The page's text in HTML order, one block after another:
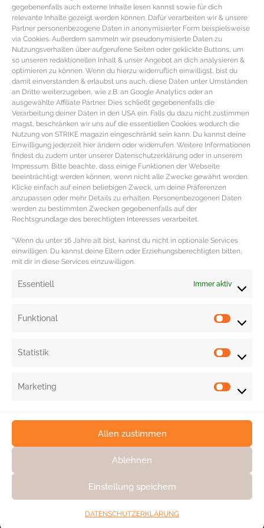
gegebenenfalls auch externe Inhalte lesen kannst sowie für dich
relevante Inhalte gezeigt werden können. Dafür verarbeiten wir & unsere
Partner personenbezogene Daten in anonymisierter Form beispielsweise
via Cookies. Außerdem sammeln wir pseudonymisierte Daten zu
Nutzungsverhalten über aufgerufene Seiten oder geklickte Buttons, um
so unseren redaktionellen Inhalt & unser Angebot an dich analysieren &
optimieren zu können. Wenn du hierzu widerruflich einwilligst, bist du
damit einverstanden & erlaubst uns auch, diese Daten unter Umständen
an Dritte weiterzugeben, wie z.B. an Google Analytics oder an
ausgewählte Affiliate Partner. Dies schließt gegebenenfalls die
Verarbeitung deiner Daten in den USA ein. Falls du dazu nicht zustimmen
magst, beschränken wir uns auf die essentiellen Cookies wodurch die
Nutzung von STRIKE magazin eingeschränkt sein kann. Du kannst deine
Einwilligung jederzeit hier ändern oder widerrufen. Weitere Informationen
findest du zudem unter unserer Datenschutzerklärung oder in unserem
Impressum. Bitte beachte, dass einige Funktionen der Webseite
beeinträchtigt werden können, wenn nicht alle Zwecke gewährt werden.
Klicke einfach auf einen beliebigen Zweck, um deine Präferenzen
anzupassen oder mehr Details zu erhalten. Personenbezogenen Daten
werden zu bestimmten Zwecken gegebenenfalls auf der
Rechtsgrundlage des berechtigten Interesses verarbeitet.
*Wenn du unter 16 Jahre alt bist, kannst du nicht in optionale Services
einwilligen. Du kannst deine Eltern oder Erziehungsberechtigten bitten,
mit dir in diese Services einzuwilligen.
Essentiell Immer aktiv
Funktional
Statistik
Marketing
Allen zustimmen
Ablehnen
Einstellung speichern
DATENSCHUTZERKLÄRUNG
jedes Gästehaus einen angrenzenden Hot Tub und ein gesundes
umfängliches Frühstück ist wie der Name es schon sagt mit inklusive.
Volcano Rainforest Retreat | ** | 11-3832 Twelfth St. | Volcano | Hawaii |
zusätzliche Infos zu dem Boutique Hotel Volcano Rainforest Retreat gibt es
hier.
Wer Urlaub fern großer Resorts sucht und eine familiäre Atmosphäre sowie
direkt am Meer sein möchte, für den ist das Kona Tiki Hotel der richtige Ort.
Das ebenfalls auf Big Island gelegene Hotel bietet all seinen Gästen einen
Balkon mit Pazifikblick bei dem man den Surfern zugucken kann, Continental
Breakfast und kostenlose Parkplätze. In die nächste Stadt Kona sind es
ungefähr 20 Minuten zu Fuß. Kona Tiki Hotel | ** | 75-5968 Ali’i Drive | Kailua-
Kona | Hawaii |zusätzliche Infos zu dem Kona Tiki Hotel findest du hier.
Redaktion: Katja Reichgardt | Fotocredits: shutterstock
Reiseangebote für Hawaii & Urlaub auf Hawaii
online buchen
IMPRESSUM & AGB